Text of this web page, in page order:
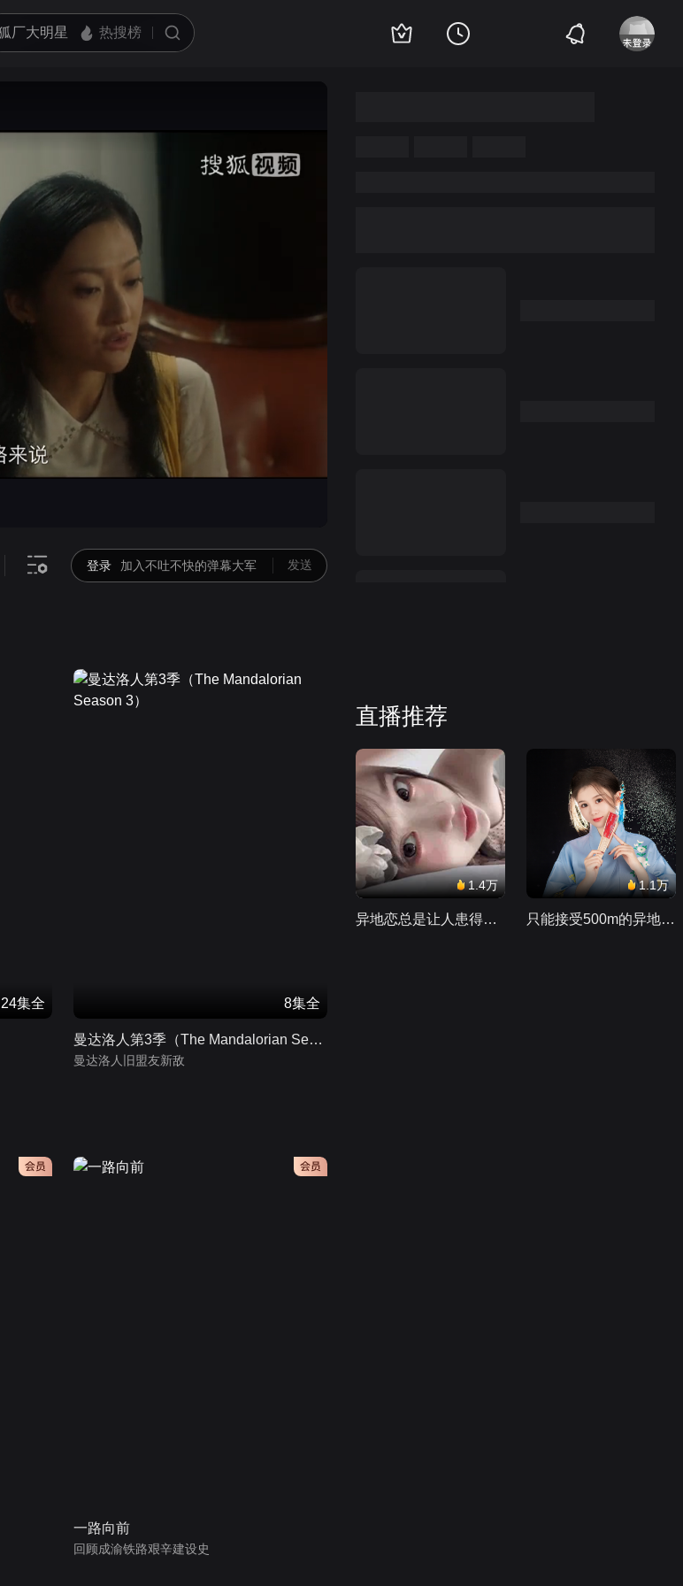
只看余玥
精华版20分钟
只看严禹豪
精华版19分钟
只看余玥,严禹豪
精华版17分钟
循环播放
跳过片头片尾
画面色彩调整
对比度
登录 加入不吐不快的弹幕大军 发送
24集全 8集全
曼达洛人第3季（The Mandalorian Season 3）
曼达洛人旧盟友新敌
会员
一路向前
回顾成渝铁路艰辛建设史
直播推荐
1.4万
异地恋总是让人患得患失。。。
1.1万
只能接受500m的异地恋，电动车没电了......